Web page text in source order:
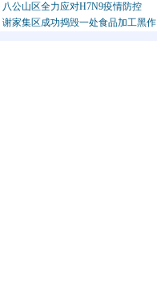
八公山区全力应对H7N9疫情防控
谢家集区成功捣毁一处食品加工黑作